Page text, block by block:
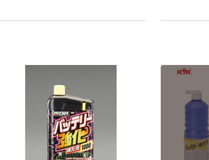
エーゼット シャ
呉工業 高粘着性
潤滑剤 高粘着潤
420ml NO1060
1本 61-2826-
25（直送品）
（税込）